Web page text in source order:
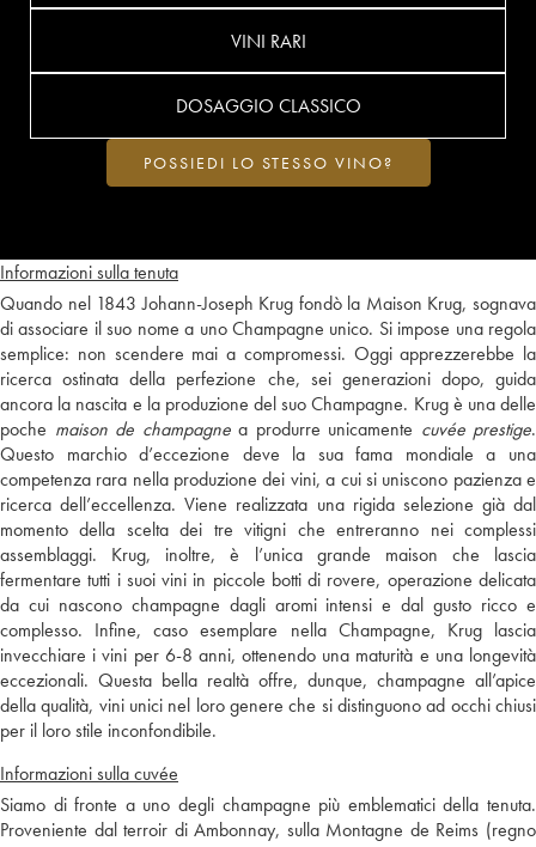
Informazioni sulla tenuta
Quando nel 1843 Johann-Joseph Krug fondò la Maison Krug, sognava
di associare il suo nome a uno Champagne unico. Si impose una regola
semplice: non scendere mai a compromessi. Oggi apprezzerebbe la
ricerca ostinata della perfezione che, sei generazioni dopo, guida
ancora la nascita e la produzione del suo Champagne. Krug è una delle
poche maison de champagnea produrre unicamente cuvée prestige.
Questo marchio d’eccezione deve la sua fama mondiale a una
competenza rara nella produzione dei vini, a cui si uniscono pazienza e
ricerca dell’eccellenza. Viene realizzata una rigida selezione già dal
momento della scelta dei tre vitigni che entreranno nei complessi
assemblaggi. Krug, inoltre, è l’unica grande maison che lascia
fermentare tutti i suoi vini in piccole botti di rovere, operazione delicata
da cui nascono champagne dagli aromi intensi e dal gusto ricco e
complesso. Infine, caso esemplare nella Champagne, Krug lascia
invecchiare i vini per 6-8 anni, ottenendo una maturità e una longevità
eccezionali. Questa bella realtà offre, dunque, champagne all’apice
della qualità, vini unici nel loro genere che si distinguono ad occhi chiusi
per il loro stile inconfondibile.
Informazioni sulla cuvée
Siamo di fronte a uno degli champagne più emblematici della tenuta.
Proveniente dal terroir di Ambonnay, sulla Montagne de Reims (regno
VINI RARI
DOSAGGIO CLASSICO
POSSIEDI LO STESSO VINO?